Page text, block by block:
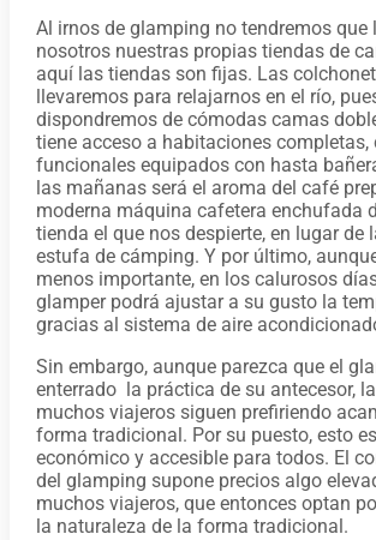
Al irnos de glamping no tendremos que
nosotros nuestras propias tiendas de
aquí las tiendas son fijas. Las
llevaremos para relajarnos en el río,
dispondremos de cómodas camas
tiene acceso a habitaciones completas,
funcionales equipados con hasta
las mañanas será el aroma del café
moderna máquina cafetera enchufada
tienda el que nos despierte, en lugar de
estufa de cámping. Y por último,
menos importante, en los calurosos
glamper podrá ajustar a su gusto la
gracias al sistema de aire
Sin embargo, aunque parezca que el
enterrado la práctica de su antecesor,
muchos viajeros siguen prefiriendo
forma tradicional. Por su puesto, esto
económico y accesible para todos. El
del glamping supone precios algo
muchos viajeros, que entonces optan
la naturaleza de la forma tradicional.